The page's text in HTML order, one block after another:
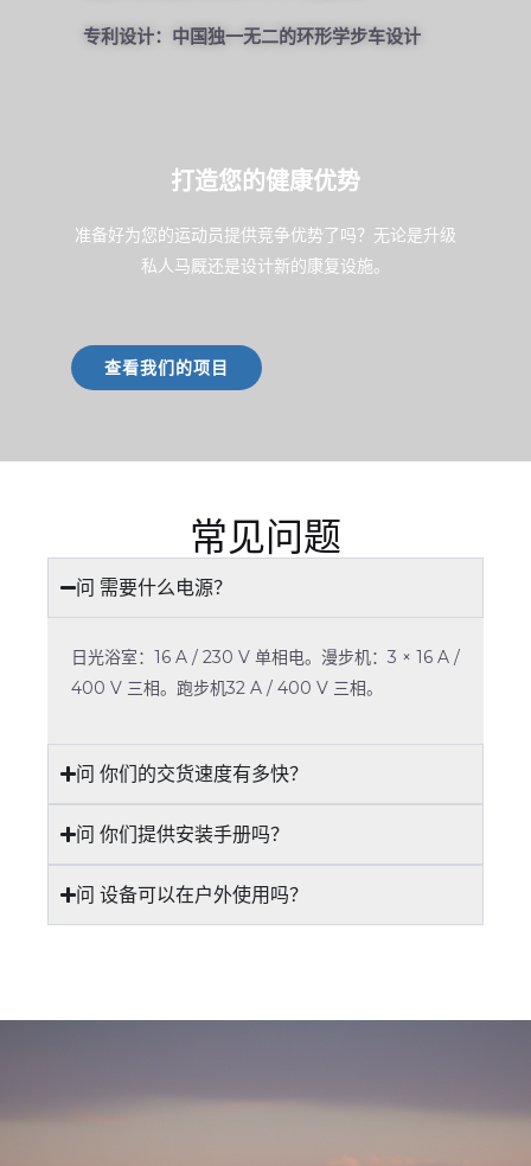
专利设计：中国独一无二的环形学步车设计
打造您的健康优势
准备好为您的运动员提供竞争优势了吗？无论是升级
私人马厩还是设计新的康复设施。
查看我们的项目
常见问题
问 需要什么电源？
日光浴室：16 A / 230 V 单相电。漫步机：3 × 16 A /
400 V 三相。跑步机32 A / 400 V 三相。
问 你们的交货速度有多快？
问 你们提供安装手册吗？
问 设备可以在户外使用吗？